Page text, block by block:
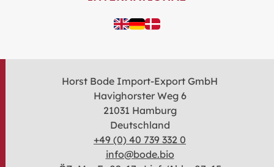
Horst Bode Import-Export GmbH
Havighorster Weg 6
21031 Hamburg
Deutschland
+49 (0) 40 739 332 0
info@bode.bio